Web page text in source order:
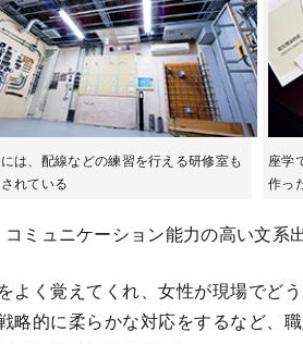
は、配線などの練習を行える研修室も
れている
座学
作っ
ミュニケーション能力の高い文系
よく覚えてくれ、女性が現場でど
略的に柔らかな対応をするなど、